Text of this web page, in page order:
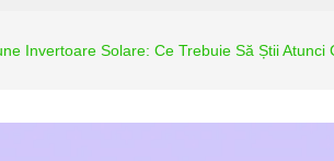
Invertoare Solare: Ce Trebuie Să Știi Atunci